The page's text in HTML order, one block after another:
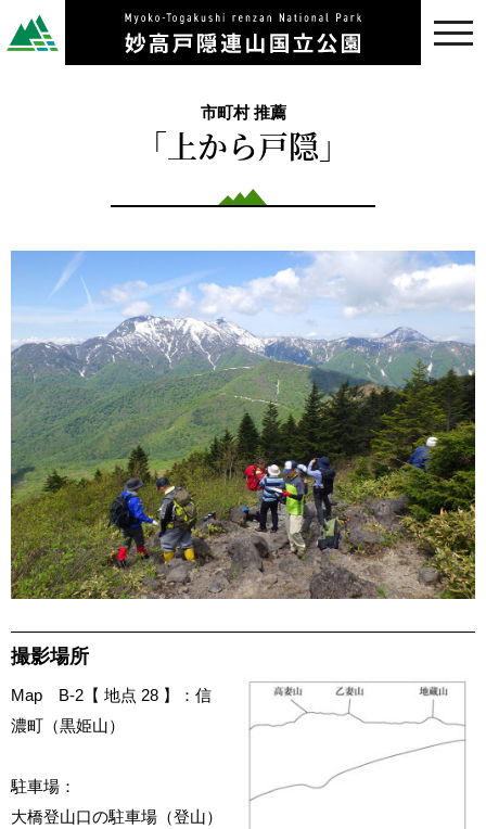
市町村 推薦
「上から戸隠」
撮影場所
Map B-2【 地点 28 】：信
濃町（黒姫山）
駐車場：
大橋登山口の駐車場（登山）